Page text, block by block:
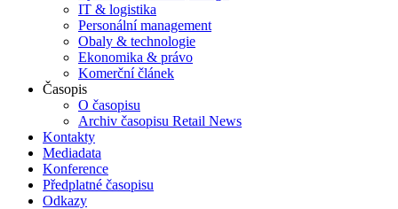
IT & logistika
Personální management
Obaly & technologie
Ekonomika & právo
Komerční článek
Časopis
O časopisu
Archiv časopisu Retail News
Kontakty
Mediadata
Konference
Předplatné časopisu
Odkazy